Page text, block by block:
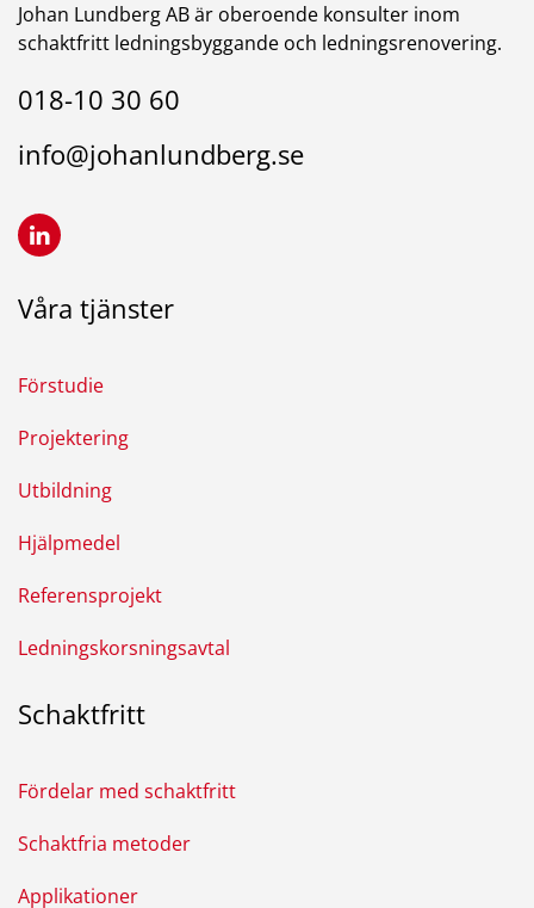
Johan Lundberg AB är oberoende konsulter inom
schaktfritt ledningsbyggande och ledningsrenovering.
018-10 30 60
info@johanlundberg.se
Våra tjänster
Förstudie
Projektering
Utbildning
Hjälpmedel
Referensprojekt
Ledningskorsningsavtal
Schaktfritt
Fördelar med schaktfritt
Schaktfria metoder
Applikationer